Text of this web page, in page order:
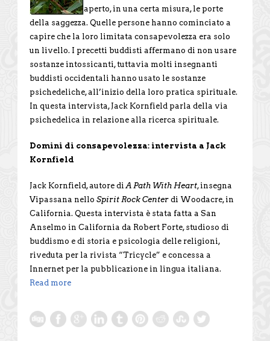
aperto, in una certa misura, le porte
della saggezza. Quelle persone hanno cominciato a
capire che la loro limitata consapevolezza era solo
un livello. I precetti buddisti affermano di non usare
sostanze intossicanti, tuttavia molti insegnanti
buddisti occidentali hanno usato le sostanze
psichedeliche, all’inizio della loro pratica spirituale.
In questa intervista, Jack Kornfield parla della via
psichedelica in relazione alla ricerca spirituale.
Domini di consapevolezza: intervista a Jack
Kornfield
Jack Kornfield, autore diA Path With Heart, insegna
Vipassana nello Spirit Rock Center di Woodacre, in
California. Questa intervista è stata fatta a San
Anselmo in California da Robert Forte, studioso di
buddismo e di storia e psicologia delle religioni,
riveduta per la rivista “Tricycle” e concessa a
Innernet per la pubblicazione in lingua italiana.
Read more